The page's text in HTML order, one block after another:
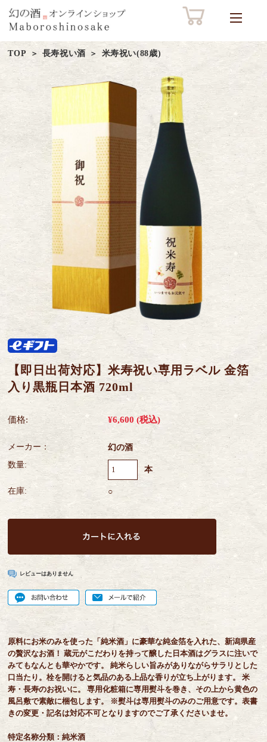
TOP 長寿祝い酒 米寿祝い(88歳)
【即日出荷対応】米寿祝い専用ラベル 金箔
入り黒瓶日本酒 720ml
価格: ¥6,600 (税込)
メーカー：
幻の酒
数量:
本
在庫: ○
レビューはありません
原料にお米のみを使った「純米酒」に豪華な純金箔を入れた、新潟県産
の贅沢なお酒！ 蔵元がこだわりを持って醸した日本酒はグラスに注いで
みてもなんとも華やかです。 純米らしい旨みがありながらサラリとした
口当たり。栓を開けると気品のある上品な香りが立ち上がります。 米
寿・長寿のお祝いに。 専用化粧箱に専用熨斗を巻き、その上から黄色の
風呂敷で素敵に梱包します。 ※熨斗は専用熨斗のみのご用意です。表書
きの変更・記名は対応不可となりますのでご了承くださいませ。
特定名称分類：純米酒